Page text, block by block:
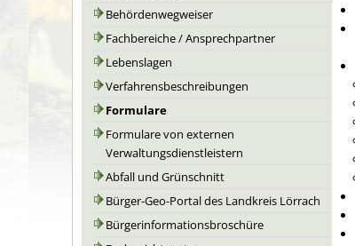
Behördenwegweiser
Fachbereiche / Ansprechpartner
Lebenslagen
Verfahrensbeschreibungen
Formulare
Formulare von externen
Verwaltungsdienstleistern
Abfall und Grünschnitt
Bürger-Geo-Portal des Landkreis Lörrach
Bürgerinformationsbroschüre